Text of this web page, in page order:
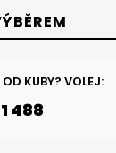
KUBY? VOLEJ:
488